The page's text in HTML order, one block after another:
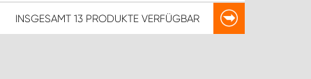
INSGESAMT 13 PRODUKTE VERFÜGBAR